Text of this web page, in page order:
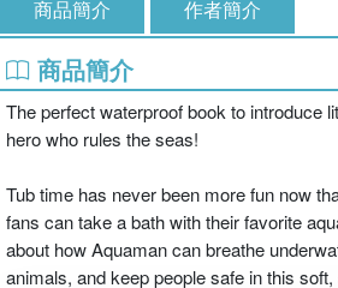
商品簡介 作者簡介
商品簡介
The perfect waterproof book to introduce
hero who rules the seas!
Tub time has never been more fun now
fans can take a bath with their favorite
about how Aquaman can breathe
animals, and keep people safe in this soft,